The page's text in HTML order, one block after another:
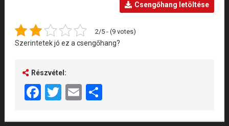
Csengőhang letöltése
2/5 - (9 votes)
Szerintetek jó ez a csengőhang?
Részvétel:
Facebook
Twitter
EmailShare